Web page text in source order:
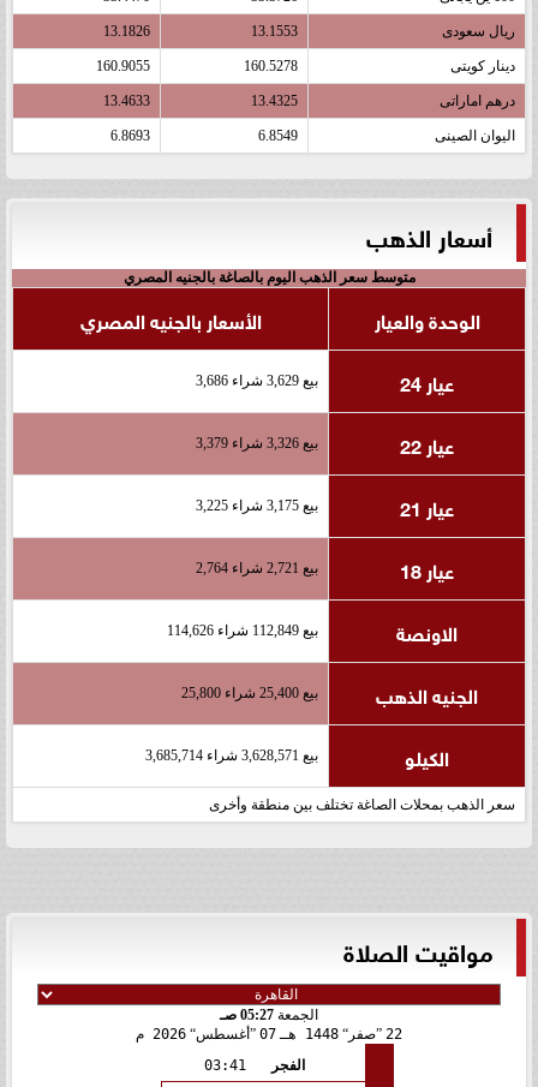
ريال سعودى 13.1553
13.1826
دينار كويتى 160.5278
160.9055
درهم اماراتى 13.4325
13.4633
اليوان الصينى 6.8549
6.8693
أسعار الذهب
متوسط سعر الذهب اليوم بالصاغة بالجنيه المصري
الوحدة والعيار
الأسعار بالجنيه المصري
عيار 24
بيع 3,629 شراء 3,686
عيار 22 بيع 3,326 شراء 3,379
عيار 21 بيع 3,175 شراء 3,225
عيار 18 بيع 2,721 شراء 2,764
الاونصة بيع 112,849 شراء 114,626
الجنيه الذهب بيع 25,400 شراء 25,800
الكيلو بيع 3,628,571 شراء 3,685,714
سعر الذهب بمحلات الصاغة تختلف بين منطقة وأخرى
مواقيت الصلاة
الجمعة 05:27 صـ
22 صفر 1448 هـ 07 أغسطس 2026 م
الفجر
03:41